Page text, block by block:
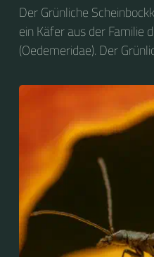
Der Grünliche
ein Käfer aus der Familie
(Oedemeridae). Der
Scheinbockkäfer